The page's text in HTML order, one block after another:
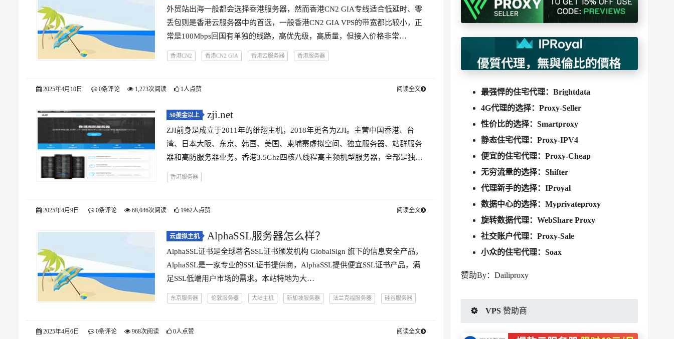
面相国内建站
外贸站出海一般都会选择香港服务器，然而香港CN2 GIA专线适合低延时、零
丢包则是香港云服务器中的首选，一般香港CN2 GIA VPS的带宽都比较小，正
常是100Mbps回国有单独的线路，高优先级，高质量，但接入价格非常…
香港CN2 香港CN2 GIA 香港云服务器 香港服务器
2025年4月10日 0条评论 1,273次阅读 1人点赞 阅读全文
50美金以上 zji.net
ZJI前身是成立于2011年的维翔主机，2018年更名为ZJI。主营中国香港、台
湾、日本大阪、东京、韩国、美国、柬埔寨虚拟空间、独立服务器、站群服务
器和高防服务器业务。香港3.5Ghz四核八线程高主频机型服务器，全部是独…
香港服务器
2025年4月9日 0条评论 68,046次阅读 1962人点赞 阅读全文
云虚拟主机 AlphaSSL服务器怎么样？
AlphaSSL证书是全球著名SSL证书颁发机构 GlobalSign 旗下的信息安全产品，
AlphaSSL是一家专业的SSL证书提供商，AlphaSSL提供便宜SSL证书产品，满
足SSL低端用户市场的需求。本站特地为大…
东京服务器 伦敦服务器 大陆主机 新加坡服务器 法兰克福服务器 硅谷服务器
2025年4月6日 0条评论 968次阅读 0人点赞 阅读全文
最强悍的住宅代理： Brightdata
4G代理的选择： Proxy-Seller
性价比的选择： Smartproxy
静态住宅代理： Proxy-IPV4
便宜的住宅代理： Proxy-Cheap
无穷流量的选择： Shifter
代理新手的选择： IProyal
数据中心的选择： Myprivateproxy
旋转数据代理： WebShare Proxy
社交账户代理： Proxy-Sale
小众的住宅代理： Soax
赞助By： Dailiproxy
VPS 赞助商